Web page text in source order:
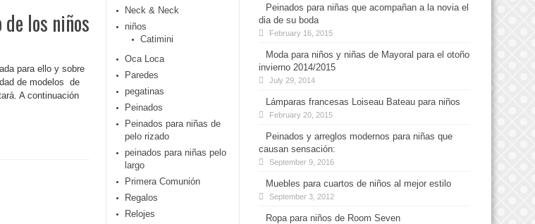
los niños
para ello y sobre
de modelos de
A continuación
Neck & Neck
niños
Catimini
Oca Loca
Paredes
pegatinas
Peinados
Peinados para niñas de
pelo rizado
peinados para niñas pelo
largo
Primera Comunión
Regalos
Relojes
Peinados para niñas que acompañan a la novia el
dia de su boda
February 16, 2015
Moda para niños y niñas de Mayoral para el otoño
invierno 2014/2015
July 29, 2014
Lámparas francesas Loiseau Bateau para niños
February 20, 2015
Peinados y arreglos modernos para niñas que
causan sensación:
September 9, 2016
Muebles para cuartos de niños al mejor estilo
September 3, 2012
Ropa para niños de Room Seven